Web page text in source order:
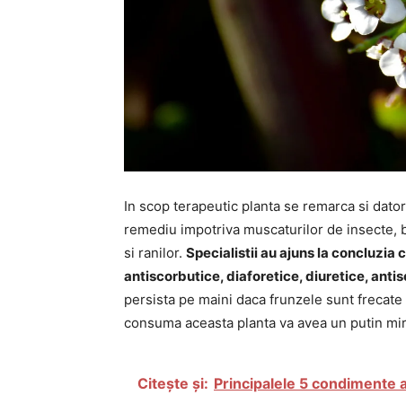
In scop terapeutic planta se remarca si
remediu impotriva muscaturilor de
si ranilor. Specialistii au ajuns la concluzia
antiscorbutice, diaforetice, diuretice,
persista pe maini daca frunzele sunt
consuma aceasta planta va avea un putin
Citește și: Principalele 5 condimente